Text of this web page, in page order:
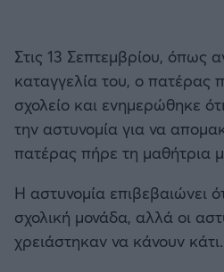
Στις 13 Σεπτεμβρίου, όπως
καταγγελία του, ο πατέρας
σχολείο και ενημερώθηκε
την αστυνομία για να
πατέρας πήρε τη μαθήτρια
Η αστυνομία επιβεβαιώνει
σχολική μονάδα, αλλά οι
χρειάστηκαν να κάνουν κάτι.